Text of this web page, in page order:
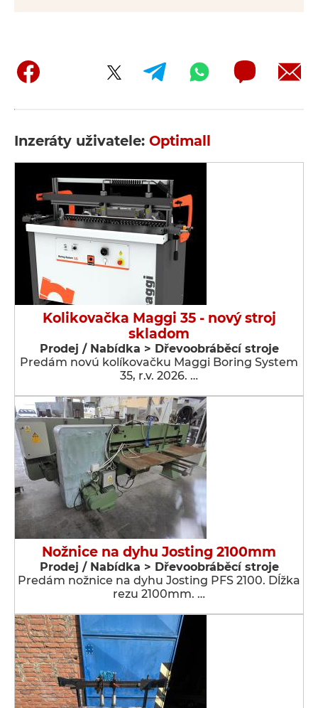
Inzeráty uživatele: Optimall
Kolikovačka Maggi 35 - nový stroj
skladom
Prodej / Nabídka > Dřevoobráběcí stroje
Predám novú kolíkovačku Maggi Boring System
35, r.v. 2026. …
Nožnice na dyhu Josting 2100mm
Prodej / Nabídka > Dřevoobráběcí stroje
Predám nožnice na dyhu Josting PFS 2100. Dĺžka
rezu 2100mm. …